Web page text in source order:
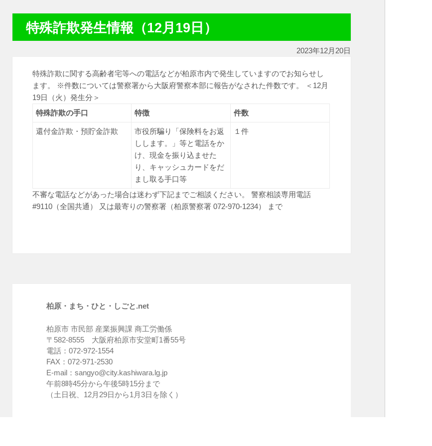
特殊詐欺発生情報（12月19日）
2023年12月20日
特殊詐欺に関する高齢者宅等への電話などが柏原市内で発生していますのでお知らせし
ます。 ※件数については警察署から大阪府警察本部に報告がなされた件数です。 ＜12月
19日（火）発生分＞
特殊詐欺の手口
特徴 件数
還付金詐欺・預貯金詐欺
市役所騙り「保険料をお返
しします。」等と電話をか
け、現金を振り込ませた
り、キャッシュカードをだ
まし取る手口等
１件
不審な電話などがあった場合は迷わず下記までご相談ください。 警察相談専用電話
#9110（全国共通） 又は最寄りの警察署（柏原警察署 072-970-1234） まで
柏原・まち・ひと・しごと.net
柏原市 市民部 産業振興課 商工労働係
〒582-8555 大阪府柏原市安堂町1番55号
電話：072-972-1554
FAX：072-971-2530
E-mail：sangyo@city.kashiwara.lg.jp
午前8時45分から午後5時15分まで
（土日祝、12月29日から1月3日を除く）